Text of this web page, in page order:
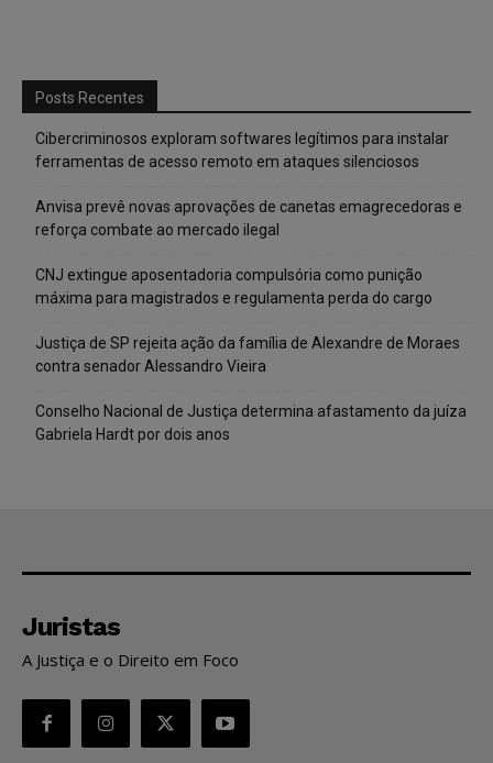
Posts Recentes
Cibercriminosos exploram softwares legítimos para instalar
ferramentas de acesso remoto em ataques silenciosos
Anvisa prevê novas aprovações de canetas emagrecedoras e
reforça combate ao mercado ilegal
CNJ extingue aposentadoria compulsória como punição
máxima para magistrados e regulamenta perda do cargo
Justiça de SP rejeita ação da família de Alexandre de Moraes
contra senador Alessandro Vieira
Conselho Nacional de Justiça determina afastamento da juíza
Gabriela Hardt por dois anos
Juristas
A Justiça e o Direito em Foco